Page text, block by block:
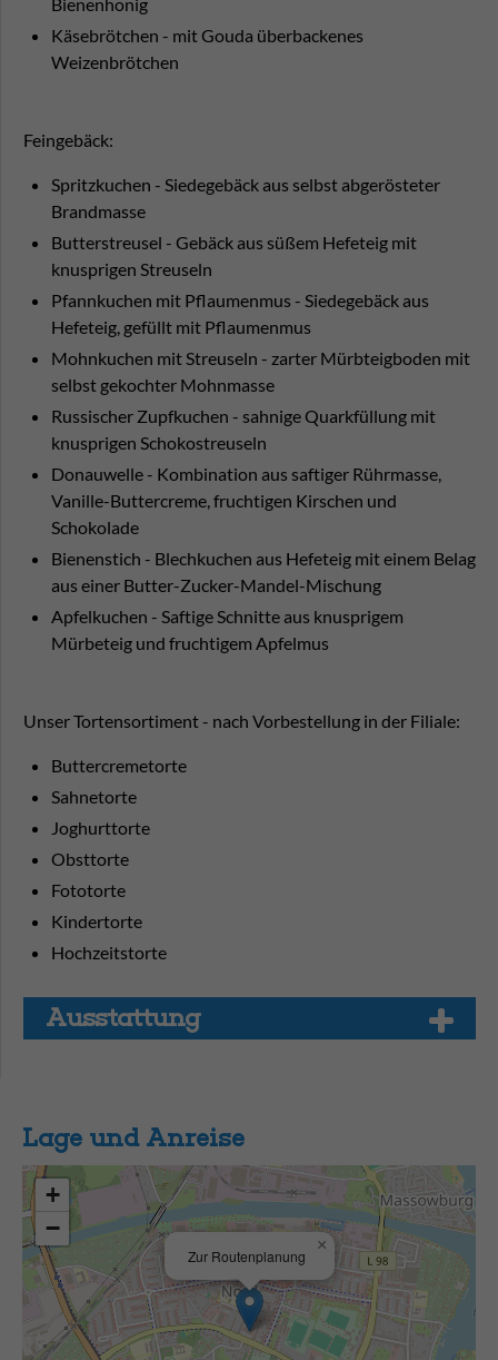
Bienenhonig
Käsebrötchen - mit Gouda überbackenes
Weizenbrötchen
Feingebäck:
Spritzkuchen - Siedegebäck aus selbst abgerösteter
Brandmasse
Butterstreusel - Gebäck aus süßem Hefeteig mit
knusprigen Streuseln
Pfannkuchen mit Pflaumenmus - Siedegebäck aus
Hefeteig, gefüllt mit Pflaumenmus
Mohnkuchen mit Streuseln - zarter Mürbteigboden mit
selbst gekochter Mohnmasse
Russischer Zupfkuchen - sahnige Quarkfüllung mit
knusprigen Schokostreuseln
Donauwelle - Kombination aus saftiger Rührmasse,
Vanille-Buttercreme, fruchtigen Kirschen und
Schokolade
Bienenstich - Blechkuchen aus Hefeteig mit einem Belag
aus einer Butter-Zucker-Mandel-Mischung
Apfelkuchen - Saftige Schnitte aus knusprigem
Mürbeteig und fruchtigem Apfelmus
Unser Tortensortiment - nach Vorbestellung in der Filiale:
Buttercremetorte
Sahnetorte
Joghurttorte
Obsttorte
Fototorte
Kindertorte
Hochzeitstorte
Aus­stat­tung
Lage und Anreise
Zur Routenplanung
×
+
−